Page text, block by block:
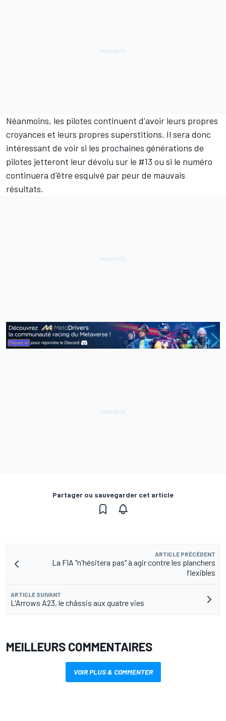
Néanmoins, les pilotes continuent d'avoir leurs propres
croyances et leurs propres superstitions. Il sera donc
intéressant de voir si les prochaines générations de
pilotes jetteront leur dévolu sur le #13 ou si le numéro
continuera d'être esquivé par peur de mauvais
résultats.
Partager ou sauvegarder cet article
ARTICLE PRÉCÉDENT
La FIA "n'hésitera pas" à agir contre les planchers
flexibles
ARTICLE SUIVANT
L'Arrows A23, le châssis aux quatre vies
MEILLEURS COMMENTAIRES
VOIR PLUS & COMMENTER